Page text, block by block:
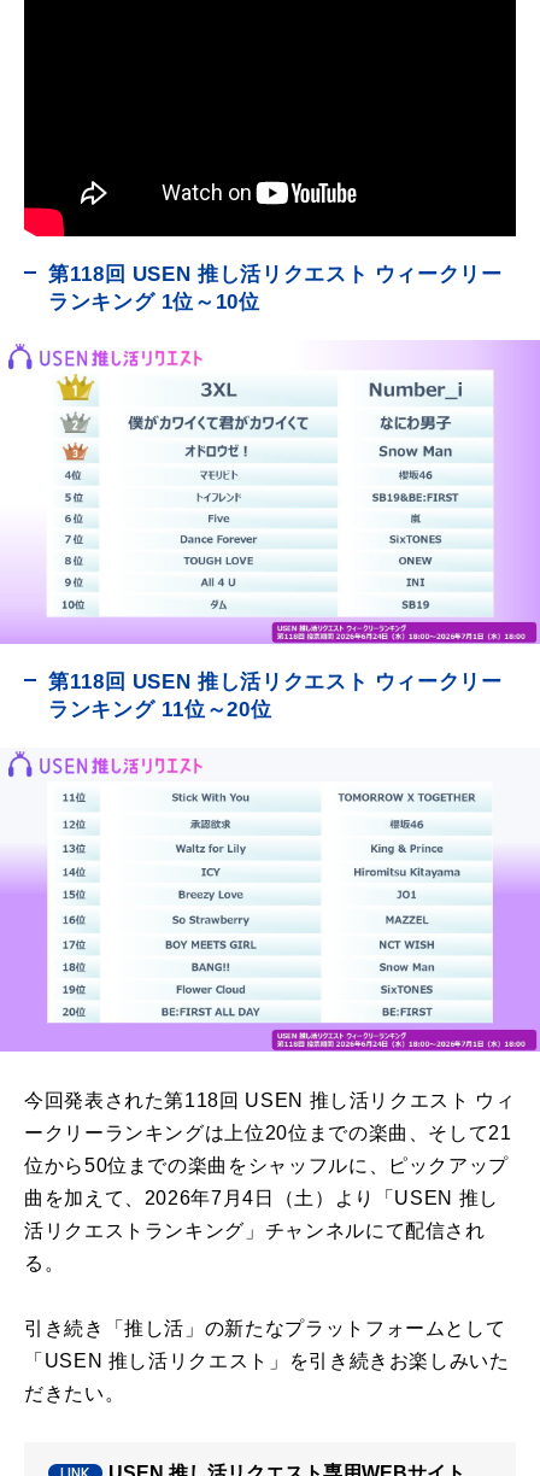
第118回 USEN 推し活リクエスト ウィークリー
ランキング 1位～10位
第118回 USEN 推し活リクエスト ウィークリー
ランキング 11位～20位
今回発表された第118回 USEN 推し活リクエスト ウィ
ークリーランキングは上位20位までの楽曲、そして21
位から50位までの楽曲をシャッフルに、ピックアップ
曲を加えて、2026年7月4日（土）より「USEN 推し
活リクエストランキング」チャンネルにて配信され
る。
引き続き「推し活」の新たなプラットフォームとして
「USEN 推し活リクエスト」を引き続きお楽しみいた
だきたい。